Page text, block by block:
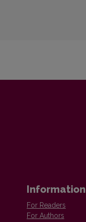
Information
For Readers
For Authors